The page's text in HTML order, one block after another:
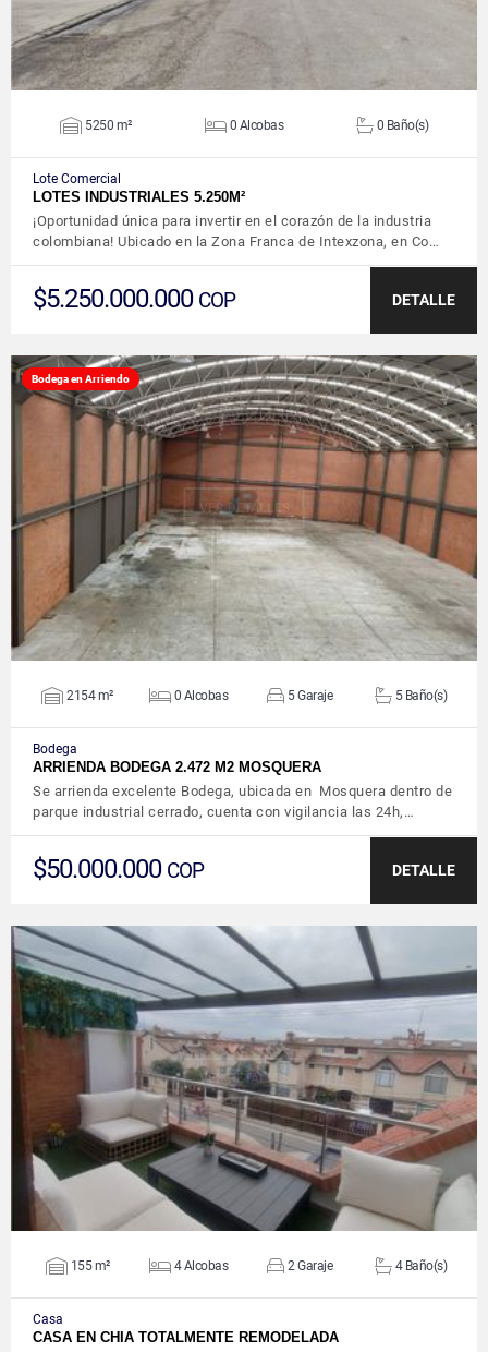
5250 m² 0 Alcobas 0 Baño(s)
Lote Comercial
LOTES INDUSTRIALES 5.250M²
¡Oportunidad única para invertir en el corazón de la industria
colombiana! Ubicado en la Zona Franca de Intexzona, en Co…
$5.250.000.000 COP DETALLE
Bodega en Arriendo
VER DETALLES
2154 m² 0 Alcobas 5 Garaje 5 Baño(s)
Bodega
ARRIENDA BODEGA 2.472 M2 MOSQUERA
Se arrienda excelente Bodega, ubicada en Mosquera dentro de
parque industrial cerrado, cuenta con vigilancia las 24h,…
$50.000.000 COP DETALLE
VER DETALLES
155 m² 4 Alcobas 2 Garaje 4 Baño(s)
Casa
CASA EN CHIA TOTALMENTE REMODELADA